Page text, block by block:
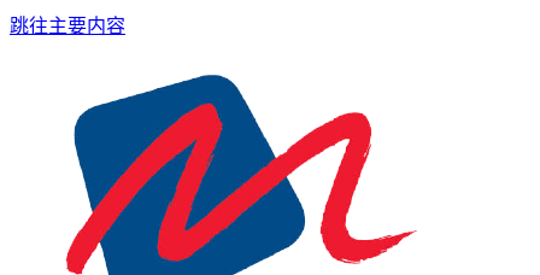
跳往主要内容